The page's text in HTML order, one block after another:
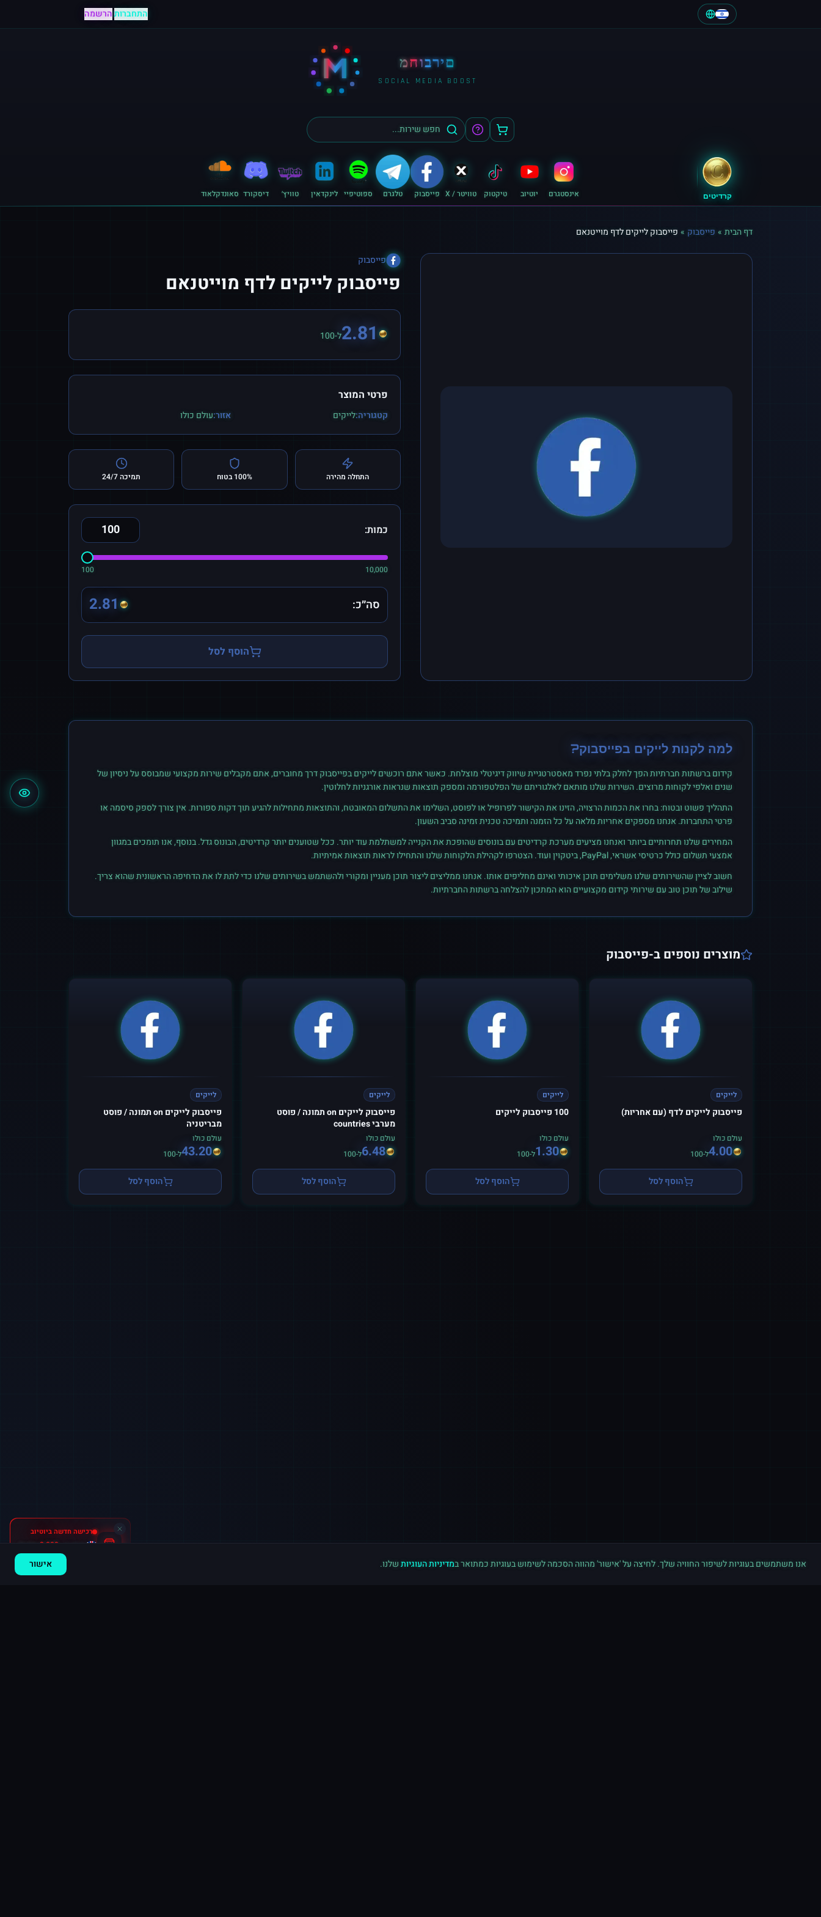
התחברות|הרשמה
M מחוברים
SOCIAL MEDIA BOOST
קרדיטים אינסטגרם יוטיוב טיקטוק טוויטר / X פייסבוק טלגרם ספוטיפיי לינקדאין טוויץ׳ דיסקורד סאונדקלאוד
דף הבית » פייסבוק » פייסבוק לייקים לדף מוייטנאם
פייסבוק
פייסבוק לייקים לדף מוייטנאם
2.81ל-100
פרטי המוצר
קטגוריה:לייקים אזור:עולם כולו
התחלה מהירה 100% בטוח תמיכה 24/7
כמות:
100 10,000
סה״כ: 2.81
הוסף לסל
למה לקנות לייקים בפייסבוק?
קידום ברשתות חברתיות הפך לחלק בלתי נפרד מאסטרטגיית שיווק דיגיטלי מוצלחת. כאשר אתם רוכשיםלייקיםבפייסבוקדרך מחוברים, אתם מקבלים שירות מקצועי שמבוסס על ניסיון של
שנים ואלפי לקוחות מרוצים. השירות שלנו מותאם לאלגוריתם של הפלטפורמה ומספק תוצאות שנראות אורגניות לחלוטין.
התהליך פשוט ובטוח: בחרו את הכמות הרצויה, הזינו את הקישור לפרופיל או לפוסט, השלימו את התשלום המאובטח, והתוצאות מתחילות להגיע תוך דקות ספורות. אין צורך לספק סיסמה או
פרטי התחברות. אנחנו מספקים אחריות מלאה על כל הזמנה ותמיכה טכנית זמינה סביב השעון.
המחירים שלנו תחרותיים ביותר ואנחנו מציעים מערכת קרדיטים עם בונוסים שהופכת את הקנייה למשתלמת עוד יותר. ככל שטוענים יותר קרדיטים, הבונוס גדל. בנוסף, אנו תומכים במגוון
אמצעי תשלום כולל כרטיסי אשראי, PayPal, ביטקוין ועוד. הצטרפו לקהילת הלקוחות שלנו והתחילו לראות תוצאות אמיתיות.
חשוב לציין שהשירותים שלנו משלימים תוכן איכותי ואינם מחליפים אותו. אנחנו ממליצים ליצור תוכן מעניין ומקורי ולהשתמש בשירותים שלנו כדי לתת לו את הדחיפה הראשונית שהוא צריך.
שילוב של תוכן טוב עם שירותי קידום מקצועיים הוא המתכון להצלחה ברשתות החברתיות.
מוצרים נוספים ב-פייסבוק
לייקים
פייסבוק לייקים לדף (עם אחריות)
עולם כולו
4.00ל-100
הוסף לסל
לייקים
100 פייסבוק לייקים
עולם כולו
1.30ל-100
הוסף לסל
לייקים
פייסבוק לייקים on תמונה / פוסט
מערבי countries
עולם כולו
6.48ל-100
הוסף לסל
לייקים
פייסבוק לייקים on תמונה / פוסט
מבריטניה
עולם כולו
43.20ל-100
הוסף לסל
רכישה חדשה ביוטיוב
· 2,000 צפיות
אנו משתמשים בעוגיות לשיפור החוויה שלך. לחיצה על 'אישור' מהווה הסכמה לשימוש בעוגיות כמתואר במדיניות העוגיותשלנו. אישור